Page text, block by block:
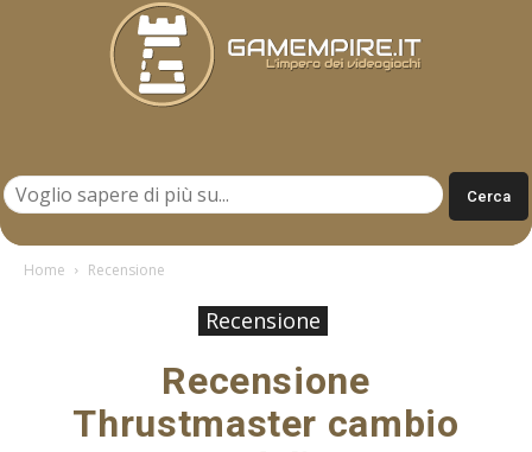
Home Recensione
Recensione
Recensione
Thrustmaster cambio